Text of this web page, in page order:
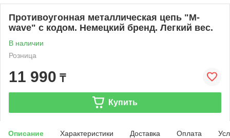
Противоугонная металлическая цепь "M-
wave" с кодом. Немецкий бренд. Легкий вес.
В наличии
Розница
11 990 ₸
Купить
Описание Характеристики Доставка Оплата